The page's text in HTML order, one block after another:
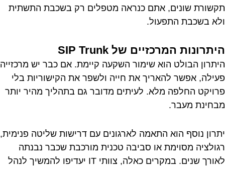
תקשורת שונים, אתם כנראה מטפלים רק בשכבת התשתית
ולא בשכבת התפעול.
היתרונות המרכזיים של SIP Trunk
היתרון הבולט הוא שימור השקעה קיימת. אם כבר יש מרכזייה
פעילה, אפשר להאריך את חייה ולשפר את הקישוריות בלי
פרויקט החלפה מלא. לעיתים מדובר גם בתהליך מהיר יותר
מבחינת מעבר.
יתרון נוסף הוא התאמה לארגונים עם דרישות שליטה פנימית,
רגולציה מסוימת או סביבה טכנית מורכבת שכבר נבנתה
לאורך שנים. במקרים כאלה, צוותי IT יעדיפו להמשיך לנהל